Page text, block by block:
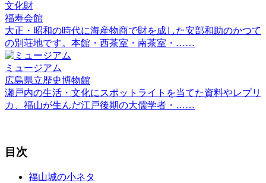
文化財
福寿会館
大正・昭和の時代に海産物商で財を成した安部和助のかつて
の別荘地です。本館・西茶室・南茶室・……
ミュージアム
広島県立歴史博物館
瀬戸内の生活・文化にスポットライトを当てた資料やレプリ
カ、福山が生んだ江戸後期の大儒学者・……
目次
福山城の小ネタ